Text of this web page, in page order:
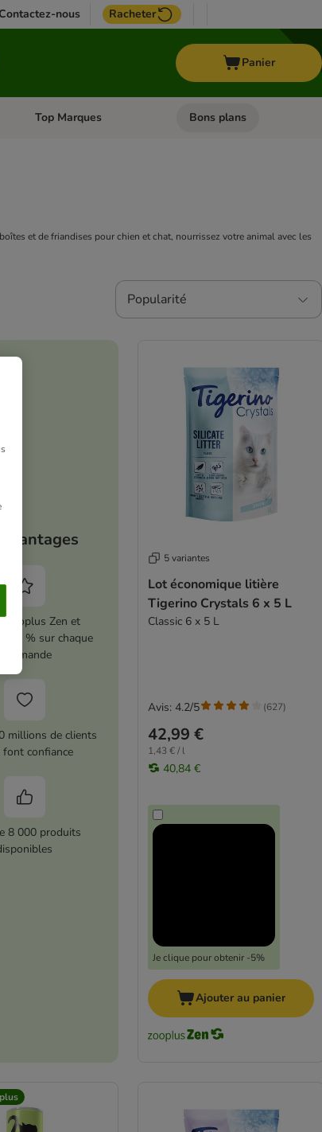
Contactez-nous Racheter
Panier
Oiseau
Dérouler les catégories: Cheval
Top Marques Dérouler les catégories: Top
Bons plans
et de friandises pour chien et chat, nourrissez votre animal avec les
Popularité
avantages
zooplus Zen et
5 % sur chaque
commande
millions de clients
font confiance
8 000 produits
5 variantes
Lot économique litière
Tigerino Crystals 6 x 5 L
Classic 6 x 5 L
42,99 €
1,43 € / l
40,84 €
Je clique pour obtenir -5%
Avis: 4.2/5 (627)
Ajouter au panier